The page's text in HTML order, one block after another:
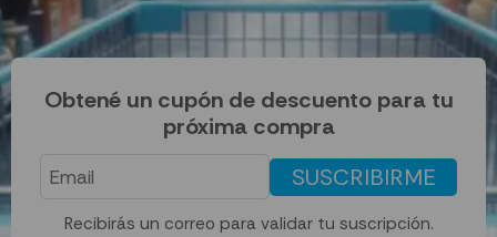
Obtené un cupón de descuento para tu
próxima compra
SUSCRIBIRME
Recibirás un correo para validar tu suscripción.